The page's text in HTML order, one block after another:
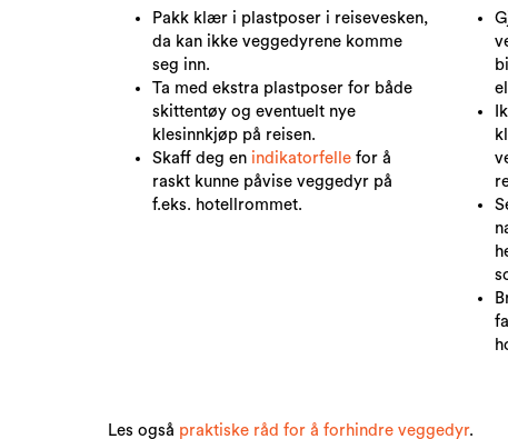
Pakk klær i plastposer i reisevesken,
da kan ikke veggedyrene komme
seg inn.
Ta med ekstra plastposer for både
skittentøy og eventuelt nye
klesinnkjøp på reisen.
Skaff deg en indikatorfelle for å
raskt kunne påvise veggedyr på
f.eks. hotellrommet.
Les også praktiske råd for å forhindre veggedyr.